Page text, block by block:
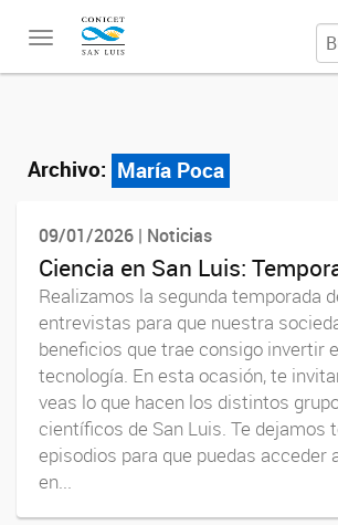
Toggle
Archivo: María Poca
09/01/2026 | Noticias
Ciencia en San Luis:
Realizamos la segunda temporada
entrevistas para que nuestra
beneficios que trae consigo invertir
tecnología. En esta ocasión, te
veas lo que hacen los distintos
científicos de San Luis. Te dejamos
episodios para que puedas acceder
en...